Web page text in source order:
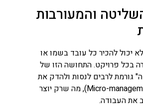
והמעורבות
יכול להכיר כל עובד בשמו או
בכל פרויקט. התחושה הזו של
גורמת לרבים לנסות ולהדק את
הפיקוח (Micro-management), מה שרק יוצר
את העבודה.